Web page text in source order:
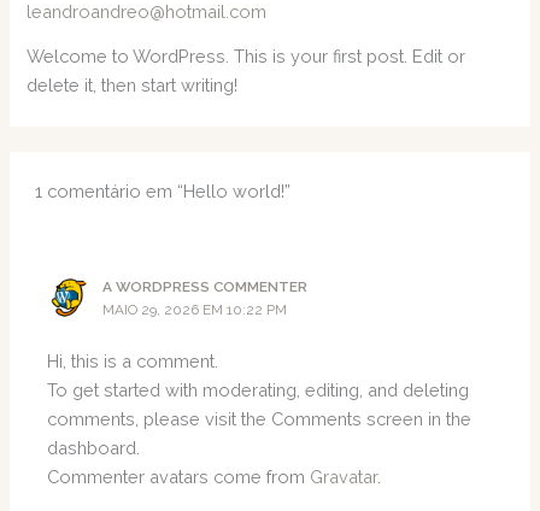
leandroandreo@hotmail.com
Welcome to WordPress. This is your first post. Edit or
delete it, then start writing!
1 comentário em “Hello world!”
A WORDPRESS COMMENTER
MAIO 29, 2026 EM 10:22 PM
Hi, this is a comment.
To get started with moderating, editing, and deleting
comments, please visit the Comments screen in the
dashboard.
Commenter avatars come from Gravatar.